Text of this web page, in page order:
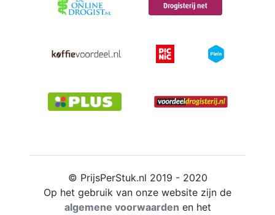
© PrijsPerStuk.nl 2019 - 2020
Op het gebruik van onze website zijn de
algemene voorwaarden en het